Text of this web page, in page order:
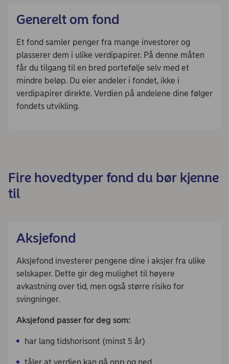
Generelt om fond
Et fond samler penger fra mange investorer og
plasserer dem i ulike verdipapirer. På denne måten
får du tilgang til en bred portefølje selv med et
mindre beløp. Du eier andeler i fondet, ikke i
verdipapirer direkte. Verdien på andelene dine følger
fondets utvikling.
Fire hovedtyper fond du bør kjenne
til
Aksjefond
Aksjefond investerer pengene dine i aksjer fra ulike
selskaper. Dette gir deg mulighet til høyere
avkastning over tid, men også større risiko for
svingninger.
Aksjefond passer for deg som:
har lang tidshorisont (minst 5 år)